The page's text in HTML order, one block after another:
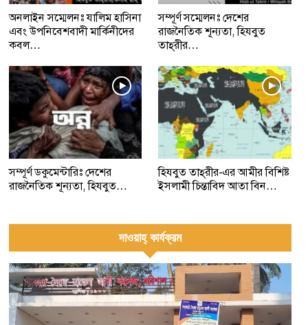
অনলাইন সম্মেলনঃ যালিম হাসিনা
এবং উপনিবেশবাদী মার্কিনীদের
কবল…
সম্পূর্ণ সম্মেলনঃ দেশের
রাজনৈতিক শূন্যতা, হিযবুত
তাহ্‌রীর…
সম্পূর্ণ ডকুমেন্টারিঃ দেশের
রাজনৈতিক শূন্যতা, হিযবুত…
হিযবুত তাহ্‌রীর-এর আমীর বিশিষ্ট
ইসলামী চিন্তাবিদ আতা বিন…
দাওয়াহ্‌ কার্যক্রম